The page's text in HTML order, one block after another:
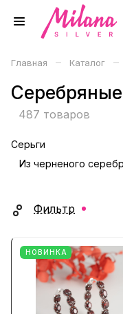
Главная – Каталог –
487 товаров
Серьги
Из черненого
Фильтр
НОВИНКА